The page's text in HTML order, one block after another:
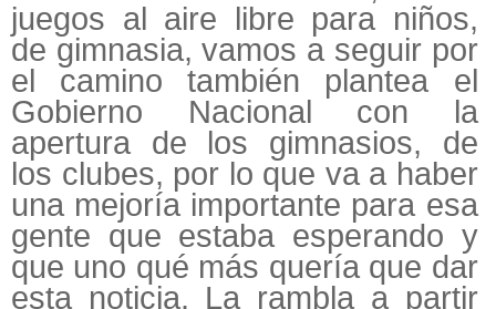
juegos al aire libre para niños,
de gimnasia, vamos a seguir por
el camino también plantea el
Gobierno Nacional con la
apertura de los gimnasios, de
los clubes, por lo que va a haber
una mejoría importante para esa
gente que estaba esperando y
que uno qué más quería que dar
esta noticia. La rambla a partir